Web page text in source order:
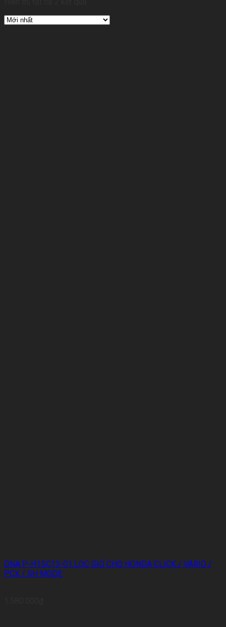
DNA P-H1SC13-01 LỌC GIÓ CHO HONDA CLICK / VARIO /
PCX / SH MODE